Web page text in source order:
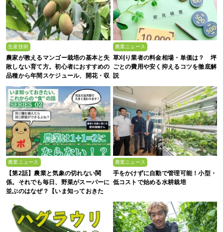
生産技術
農家が教えるマンゴー栽培の基本と失
敗しない育て方。初心者におすすめの
品種から年間スケジュール、開花・収
穫のコツまで徹底解説
農業ニュース
草刈り業者の料金相場・単価は？ 坪
ごとの費用や安く抑えるコツを徹底解
説
農業ニュース
【第2話】農業と気象の切れない関
係。それでも毎日、野菜がスーパーに
並ぶのはなぜ？【いま知っておきた
農業ニュース
手をかけずに自動で管理可能！小型・
低コストで始める水耕栽培